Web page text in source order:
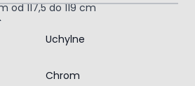
od 117,5 do 119 cm
wymagają mniej wody,
Uchylne
Chrom